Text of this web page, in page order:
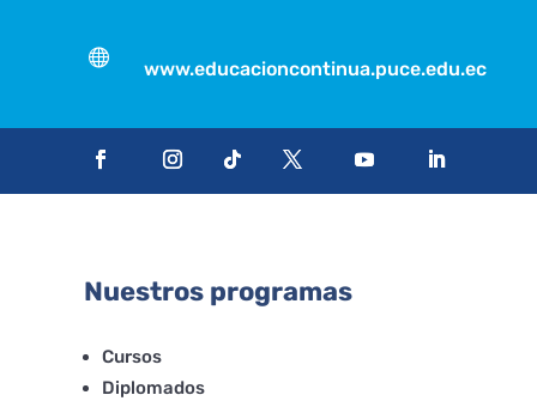

www.educacioncontinua.puce.edu.ec
Nuestros programas
Cursos
Diplomados